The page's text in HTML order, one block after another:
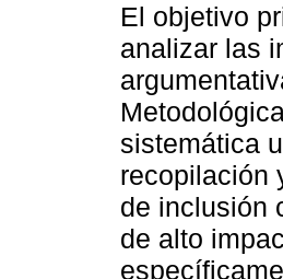
El objetivo
analizar las
sistemática
recopilación
de inclusión
de alto